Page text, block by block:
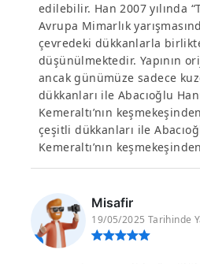
edilebilir. Han 2007 yılında
Avrupa Mimarlık
çevredeki dükkanlarla birlikte
düşünülmektedir. Yapının
ancak günümüze sadece
dükkanları ile Abacıoğlu
Kemeraltı’nın
çeşitli dükkanları ile
Kemeraltı’nın
Misafir
19/05/2025 Tarihinde